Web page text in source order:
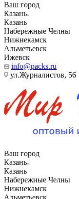
Ваш город
Казань
Казань
Набережные Челны
Нижнекамск
Альметьевск
Ижевск
info@packs.ru
ул.Журналистов, 56
Ваш город
Казань
Казань
Набережные Челны
Нижнекамск
Альметьевск